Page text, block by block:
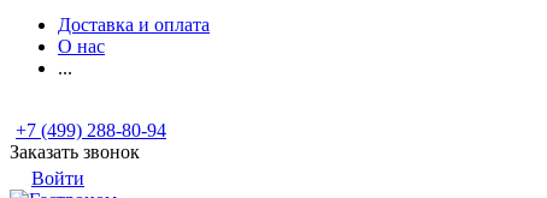
Доставка и оплата
О нас
...
+7 (499) 288-80-94
Заказать звонок
Войти